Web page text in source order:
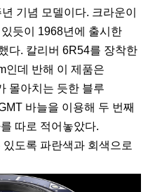
기념 모델이다. 크라운이
듯이 1968년에 출시한
다. 칼리버 6R54를 장착한
인데 반해 이 제품은
몰아치는 듯한 블루
바늘을 이용해 두 번째
따로 적어놓았다.
도록 파란색과 회색으로